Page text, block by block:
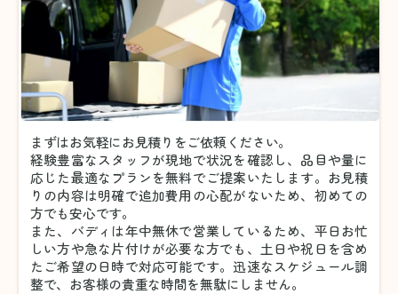
まずはお気軽にお見積りをご依頼ください。
経験豊富なスタッフが現地で状況を確認し、品目や量に
応じた最適なプランを無料でご提案いたします。お見積
りの内容は明確で追加費用の心配がないため、初めての
方でも安心です。
また、バディは年中無休で営業しているため、平日お忙
しい方や急な片付けが必要な方でも、土日や祝日を含め
たご希望の日時で対応可能です。迅速なスケジュール調
整で、お客様の貴重な時間を無駄にしません。